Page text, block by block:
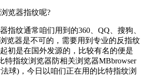
览器指纹呢?
纹通常咱们用到的360、QQ、搜狗、
览器是不可的，需要用到专业的反指纹
初是在国外发源的，比较有名的便是
特指纹浏览器防相关浏览器MBbrowser
法球)，今日以咱们正在用的比特指纹浏